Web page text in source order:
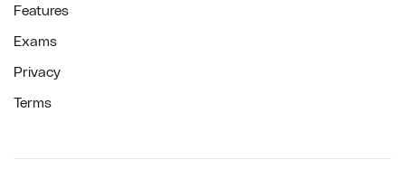
Features
Exams
Privacy
Terms